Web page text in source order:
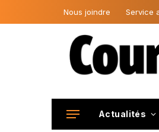
Nous joindre Service
Actualités